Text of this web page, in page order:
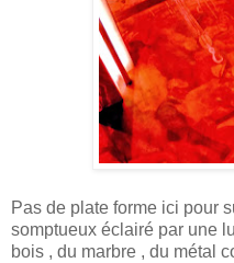
Pas de plate forme ici pour
somptueux éclairé par une
bois , du marbre , du métal